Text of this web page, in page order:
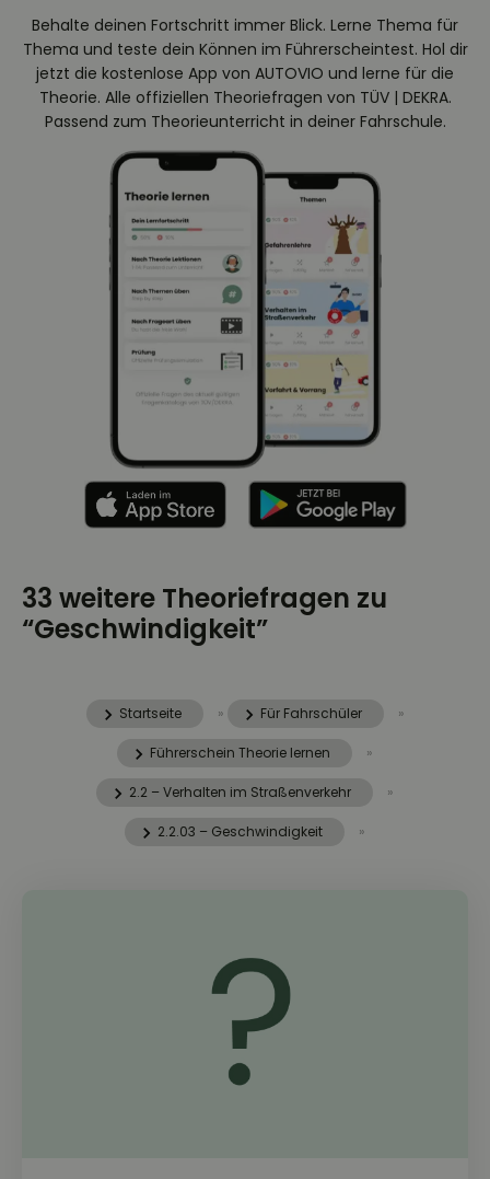
Behalte deinen Fortschritt immer Blick. Lerne Thema für
Thema und teste dein Können im Führerscheintest. Hol dir
jetzt die kostenlose App von AUTOVIO und lerne für die
Theorie. Alle offiziellen Theoriefragen von TÜV | DEKRA.
Passend zum Theorieunterricht in deiner Fahrschule.
33 weitere Theoriefragen zu
“Geschwindigkeit”
Startseite » Für Fahrschüler »
Führerschein Theorie lernen »
2.2 – Verhalten im Straßenverkehr »
2.2.03 – Geschwindigkeit »